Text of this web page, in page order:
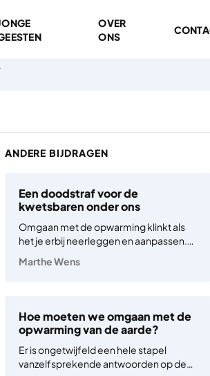
OVER
ONS
ANDERE BIJDRAGEN
Een doodstraf voor de
kwetsbaren onder ons
Omgaan met de opwarming klinkt als
het je erbij neerleggen en aanpassen.
de kwetsbaren onder ons. Willen we de
onmiddellijke maatregelen…
Marthe Wens
Hoe moeten we omgaan met de
opwarming van de aarde?
Er is ongetwijfeld een hele stapel
vanzelfsprekende antwoorden op deze